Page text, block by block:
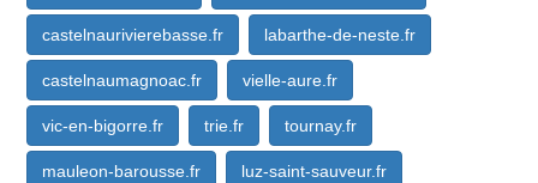
castelnaurivierebasse.fr labarthe-de-neste.fr
castelnaumagnoac.fr vielle-aure.fr
vic-en-bigorre.fr trie.fr tournay.fr
mauleon-barousse.fr luz-saint-sauveur.fr